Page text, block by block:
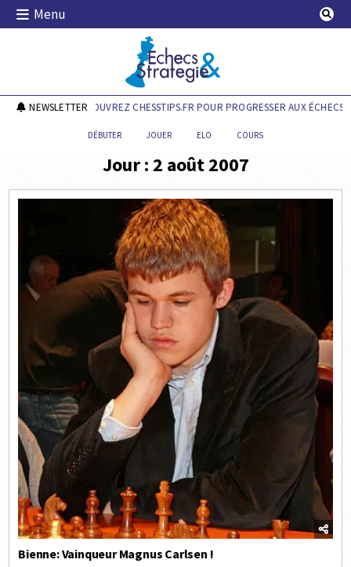
Skip
Menu
Echecs & Stratégie
NEWSLETTERDÉCOUVREZ CHESSTIPS.FR POUR PROGRESSER AUX ÉCHECS !
DÉBUTER JOUER ELO COURS
Jour : 2 août 2007
Bienne: Vainqueur Magnus Carlsen !